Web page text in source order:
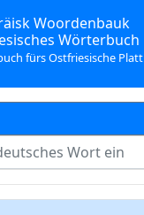
Woordenbauk
Wörterbuch
fürs Ostfriesische Platt